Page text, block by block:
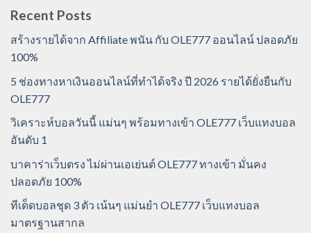
Recent Posts
สร้างรายได้จาก Affiliate พนัน กับ OLE777 ออนไลน์ ปลอดภัย
100%
5 ช่องทางหาเงินออนไลน์ที่ทำได้จริง ปี 2026 รายได้ยั่งยืนกับ
OLE777
วิเคราะห์บอลวันนี้ แม่นๆ พร้อมทางเข้า OLE777 เว็บแทงบอล
อันดับ 1
บาคาร่าเว็บตรง ไม่ผ่านเอเย่นต์ OLE777 ทางเข้า มั่นคง
ปลอดภัย 100%
ทีเด็ดบอลชุด 3 ตัว เน้นๆ แม่นยำ OLE777 เว็บแทงบอล
มาตรฐานสากล